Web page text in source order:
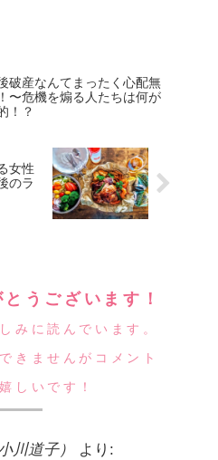
破産なんてまったく心配無
〜危機を煽る人たちは何が
！？
女性
のラ
うございます！
みに読んでいます。
きませんがコメント
しいです！
川道子） より: